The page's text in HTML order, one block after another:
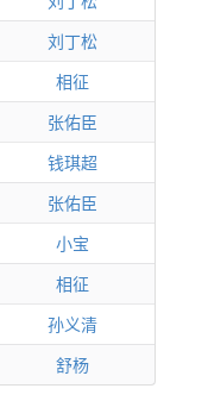
刘丁松
相征
张佑臣
钱琪超
张佑臣
小宝
相征
孙义清
舒杨